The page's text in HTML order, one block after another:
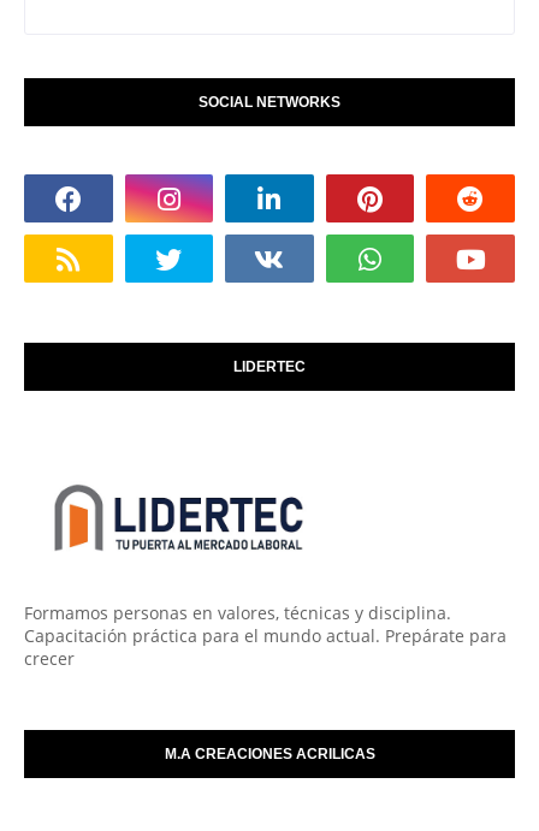
SOCIAL NETWORKS
LIDERTEC
Formamos personas en valores, técnicas y disciplina.
Capacitación práctica para el mundo actual. Prepárate para
crecer
M.A CREACIONES ACRILICAS